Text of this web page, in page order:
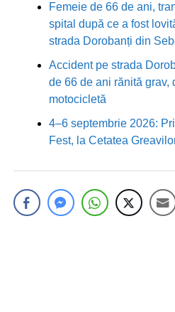
Femeie de 66 de ani,
spital după ce a fost
strada Dorobanți din
Accident pe strada
de 66 de ani rănită grav,
motocicletă
4–6 septembrie 2026:
Fest, la Cetatea